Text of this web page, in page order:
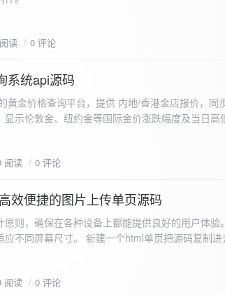
监测日志，正常状态的日志为黑色，异常状态的
读 0 评论
系统api源码
黄金价格查询平台，提供 内地/香港金店报价，同
显示伦敦金、纽约金等国际金价涨跌幅度及当日
阅读 0 评论
效便捷的图片上传单页源码
原则，确保在各种设备上都能提供良好的用户体
应不同屏幕尺寸。 新建一个html单页把源码复制
阅读 0 评论